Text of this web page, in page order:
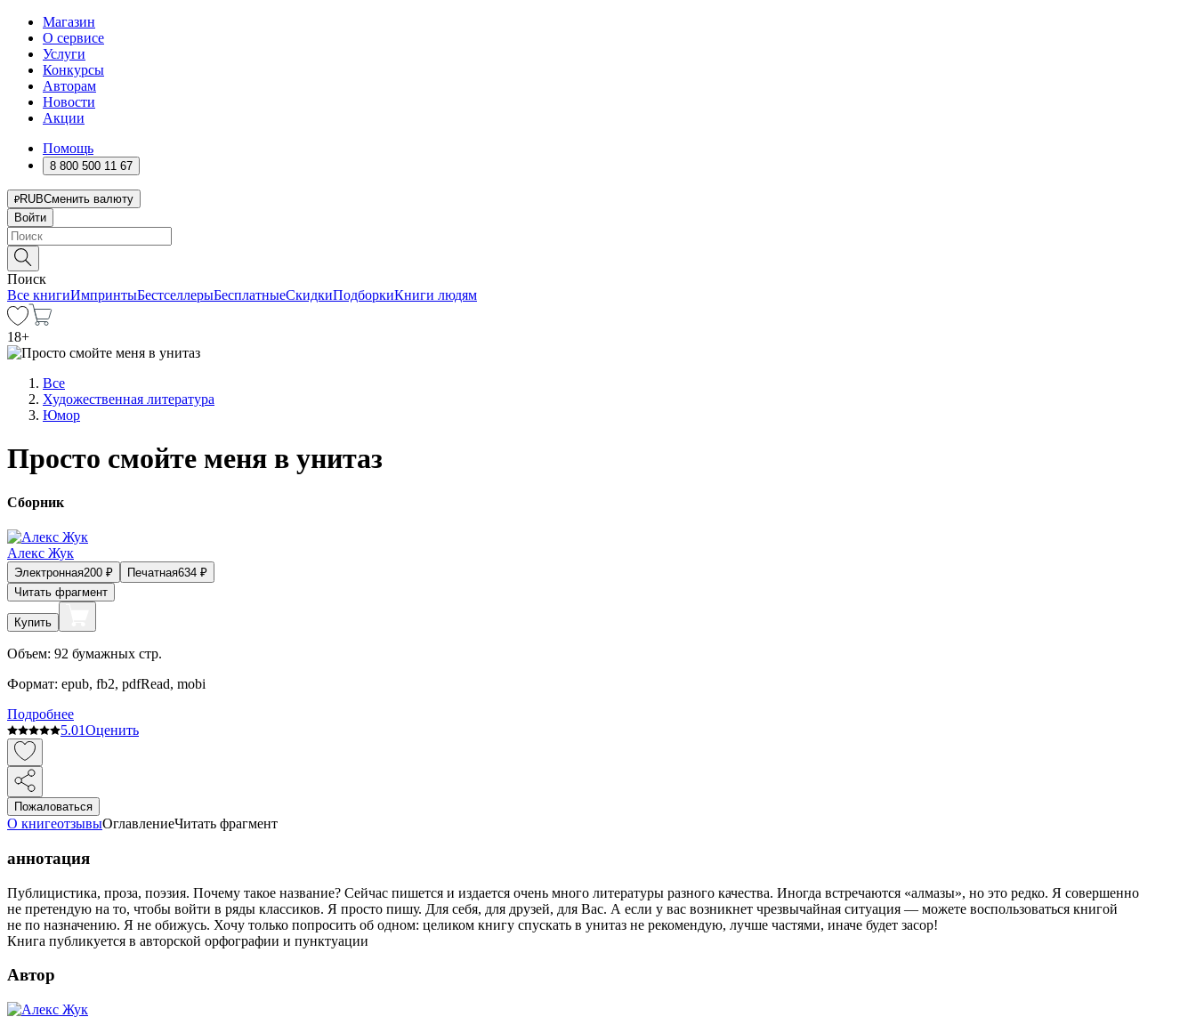
Магазин
О сервисе
Услуги
Конкурсы
Авторам
Новости
Акции
Помощь
8 800 500 11 67
RUBСменить валюту
Войти
Поиск
Все книгиИмпринтыБестселлерыБесплатныеСкидкиПодборкиКниги людям
18+
Все
Художественная литература
Юмор
Просто смойте меня в унитаз
Сборник
Алекс Жук
Электронная200 ₽ Печатная634 ₽
Читать фрагмент
Купить
Объем: 92 бумажных стр.
Формат: epub, fb2, pdfRead, mobi
Подробнее
5.01Оценить
Пожаловаться
О книгеотзывыОглавлениеЧитать фрагмент
аннотация
Публицистика, проза, поэзия. Почему такое название? Сейчас пишется и издается очень много литературы разного качества. Иногда встречаются «алмазы», но это редко. Я совершенно
не претендую на то, чтобы войти в ряды классиков. Я просто пишу. Для себя, для друзей, для Вас. А если у вас возникнет чрезвычайная ситуация — можете воспользоваться книгой
не по назначению. Я не обижусь. Хочу только попросить об одном: целиком книгу спускать в унитаз не рекомендую, лучше частями, иначе будет засор!
Книга публикуется в авторской орфографии и пунктуации
Автор